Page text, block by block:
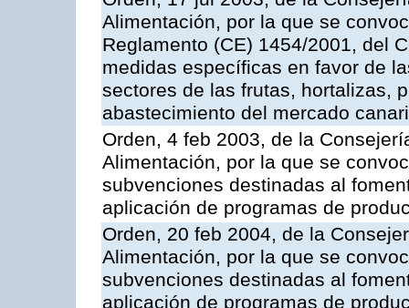
Alimentación, por la que se
Reglamento (CE) 1454/2001, del
medidas específicas en favor de
sectores de las frutas, hortalizas,
abastecimiento del mercado
Orden, 4 feb 2003, de la
Alimentación, por la que se
subvenciones destinadas al
aplicación de programas de
Orden, 20 feb 2004, de la
Alimentación, por la que se
subvenciones destinadas al
aplicación de programas de